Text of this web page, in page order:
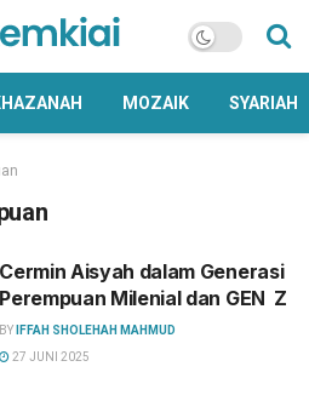
MOZAIK SYARIAH
Cermin Aisyah dalam Generasi
Perempuan Milenial dan GEN Z
BY
IFFAH SHOLEHAH MAHMUD
27 JUNI 2025